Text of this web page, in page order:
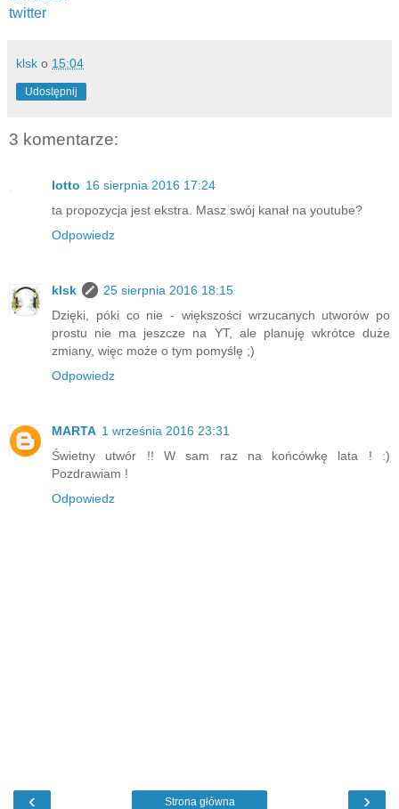
twitter
klsk o 15:04
Udostępnij
3 komentarze:
lotto 16 sierpnia 2016 17:24
ta propozycja jest ekstra. Masz swój kanał na youtube?
Odpowiedz
klsk
25 sierpnia 2016 18:15
Dzięki, póki co nie - większości wrzucanych utworów po
prostu nie ma jeszcze na YT, ale planuję wkrótce duże
zmiany, więc może o tym pomyślę ;)
Odpowiedz
MARTA 1 września 2016 23:31
Świetny utwór !! W sam raz na końcówkę lata ! :)
Pozdrawiam !
Odpowiedz
‹ ›
Strona główna